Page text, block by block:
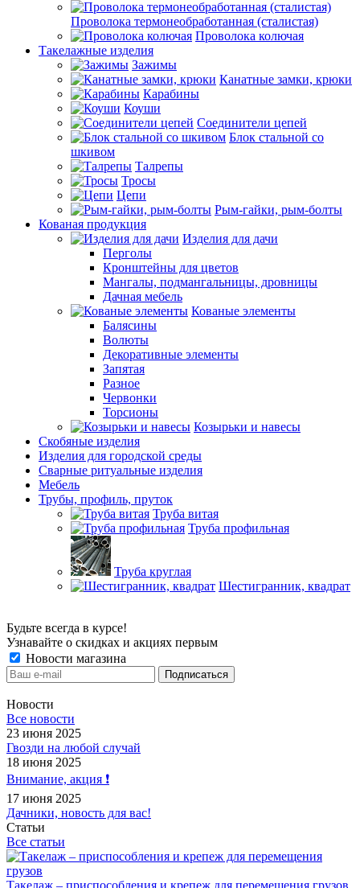
Проволока термонеобработанная (сталистая)
Проволока колючая
Такелажные изделия
Зажимы
Канатные замки, крюки
Карабины
Коуши
Соединители цепей
Блок стальной со
шкивом
Талрепы
Тросы
Цепи
Рым-гайки, рым-болты
Кованая продукция
Изделия для дачи
Перголы
Кронштейны для цветов
Мангалы, подмангальницы, дровницы
Дачная мебель
Кованые элементы
Балясины
Волюты
Декоративные элементы
Запятая
Разное
Червонки
Торсионы
Козырьки и навесы
Скобяные изделия
Изделия для городской среды
Сварные ритуальные изделия
Мебель
Трубы, профиль, пруток
Труба витая
Труба профильная
Труба круглая
Шестигранник, квадрат
Будьте всегда в курсе!
Узнавайте о скидках и акциях первым
Новости магазина
Новости
Все новости
23 июня 2025
Гвозди на любой случай
18 июня 2025
Внимание, акция ❗️
17 июня 2025
Дачники, новость для вас!
Статьи
Все статьи
Такелаж – приспособления и крепеж для перемещения грузов